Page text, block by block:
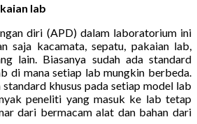
lab
diri (APD) dalam laboratorium ini
saja kacamata, sepatu, pakaian lab,
lain. Biasanya sudah ada standard
di mana setiap lab mungkin berbeda.
khusus pada setiap model lab
peneliti yang masuk ke lab tetap
dari bermacam alat dan bahan dari